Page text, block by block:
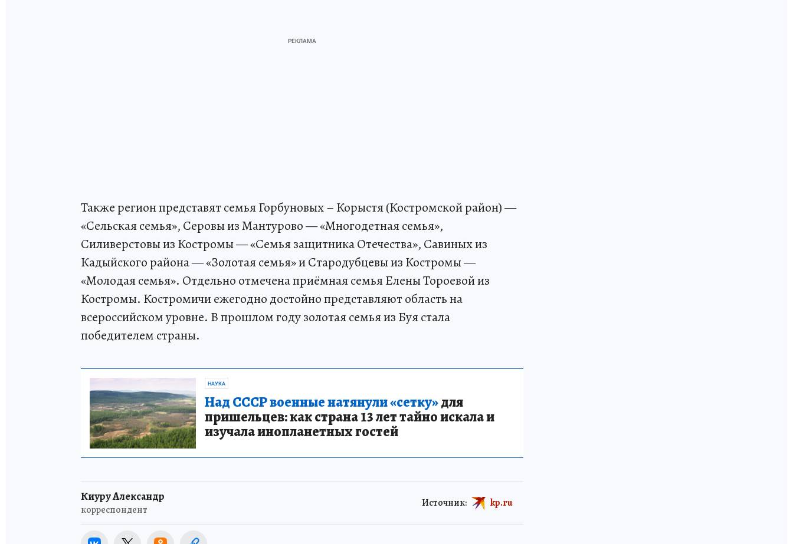
Также регион представят семья Горбуновых – Корыстя (Костромской район) —
«Сельская семья», Серовы из Мантурово — «Многодетная семья»,
Силиверстовы из Костромы — «Семья защитника Отечества», Савиных из
Кадыйского района — «Золотая семья» и Стародубцевы из Костромы —
«Молодая семья». Отдельно отмечена приёмная семья Елены Тороевой из
Костромы. Костромичи ежегодно достойно представляют область на
всероссийском уровне. В прошлом году золотая семья из Буя стала
победителем страны.
НАУКА
Над СССР военные натянули «сетку»для
пришельцев: как страна 13 лет тайно искала и
изучала инопланетных гостей
Киуру Александр
корреспондент
Источник: kp.ru